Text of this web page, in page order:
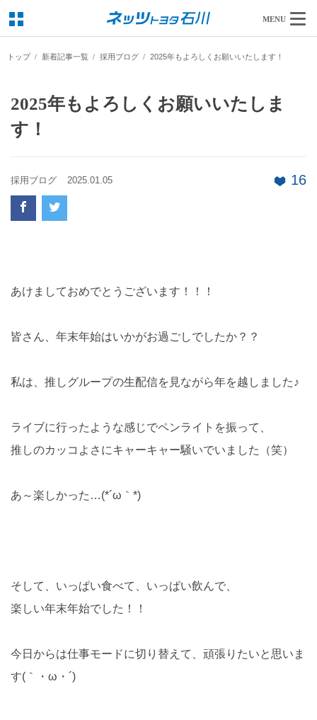
MENU
トップ 新着記事一覧 採用ブログ 2025年もよろしくお願いいたします！
2025年もよろしくお願いいたしま
す！
採用ブログ 2025.01.05 16
あけましておめでとうございます！！！
皆さん、年末年始はいかがお過ごしでしたか？？
私は、推しグループの生配信を見ながら年を越しました♪
ライブに行ったような感じでペンライトを振って、
推しのカッコよさにキャーキャー騒いでいました（笑）
あ～楽しかった…(*´ω｀*)
そして、いっぱい食べて、いっぱい飲んで、
楽しい年末年始でした！！
今日からは仕事モードに切り替えて、頑張りたいと思いま
す(｀・ω・´)